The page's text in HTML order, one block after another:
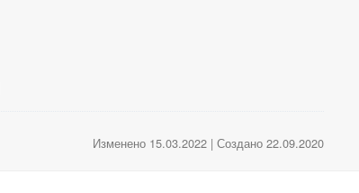
Изменено 15.03.2022 | Создано 22.09.2020